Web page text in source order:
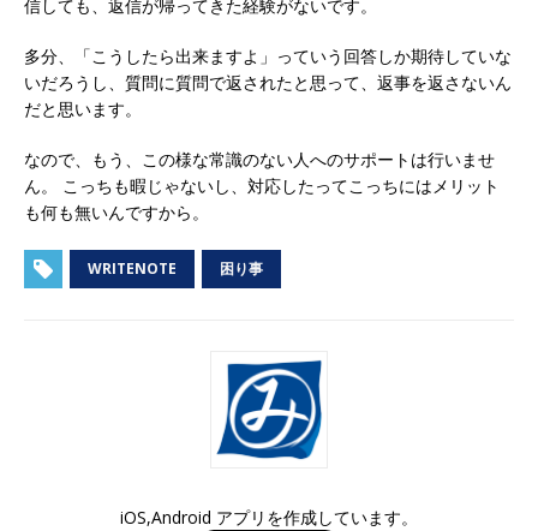
信しても、返信が帰ってきた経験がないです。
多分、「こうしたら出来ますよ」っていう回答しか期待していな
いだろうし、質問に質問で返されたと思って、返事を返さないん
だと思います。
なので、もう、この様な常識のない人へのサポートは行いませ
ん。 こっちも暇じゃないし、対応したってこっちにはメリット
も何も無いんですから。
WRITENOTE 困り事
iOS,Android アプリを作成しています。